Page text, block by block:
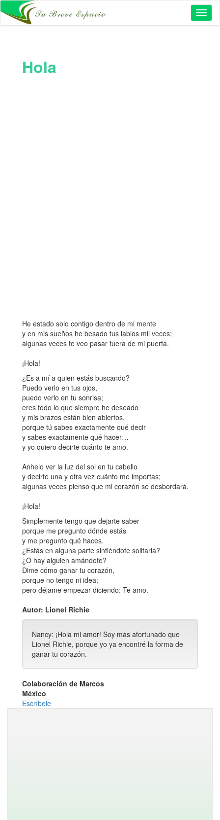
Hola
He estado solo contigo dentro de mi mente
y en mis sueños he besado tus labios mil veces;
algunas veces te veo pasar fuera de mi puerta.
¡Hola!
¿Es a mí a quien estás buscando?
Puedo verlo en tus ojos,
puedo verlo en tu sonrisa;
eres todo lo que siempre he deseado
y mis brazos están bien abiertos,
porque tú sabes exactamente qué decir
y sabes exactamente qué hacer…
y yo quiero decirte cuánto te amo.
Anhelo ver la luz del sol en tu cabello
y decirte una y otra vez cuánto me importas;
algunas veces pienso que mi corazón se desbordará.
¡Hola!
Simplemente tengo que dejarte saber
porque me pregunto dónde estás
y me pregunto qué haces.
¿Estás en alguna parte sintiéndote solitaria?
¿O hay alguien amándote?
Dime cómo ganar tu corazón,
porque no tengo ni idea;
pero déjame empezar diciendo: Te amo.
Autor: Lionel Richie
Nancy: ¡Hola mi amor! Soy más afortunado que
Lionel Richie, porque yo ya encontré la forma de
ganar tu corazón.
Colaboración de Marcos
México
Escríbele